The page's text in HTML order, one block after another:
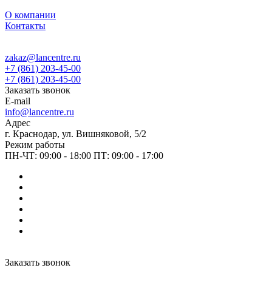
О компании
Контакты
zakaz@lancentre.ru
+7 (861) 203-45-00
+7 (861) 203-45-00
Заказать звонок
E-mail
info@lancentre.ru
Адрес
г. Краснодар, ул. Вишняковой, 5/2
Режим работы
ПН-ЧТ: 09:00 - 18:00 ПТ: 09:00 - 17:00
Заказать звонок